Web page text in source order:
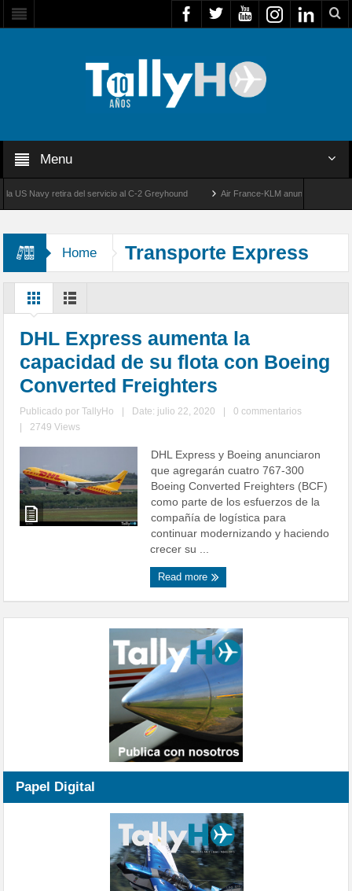
Menu
Navy retira del servicio al C-2 Greyhound Air France-KLM anuncia a Guilhem
Home Transporte Express
DHL Express aumenta la
capacidad de su flota con Boeing
Converted Freighters
Publicado porTallyHo Date: julio 22, 2020
0 commentarios
2749 Views
DHL Express y Boeing anunciaron
que agregarán cuatro 767-300
Boeing Converted Freighters (BCF)
como parte de los esfuerzos de la
compañía de logística para
continuar modernizando y haciendo
crecer su ...
Read more
Papel Digital